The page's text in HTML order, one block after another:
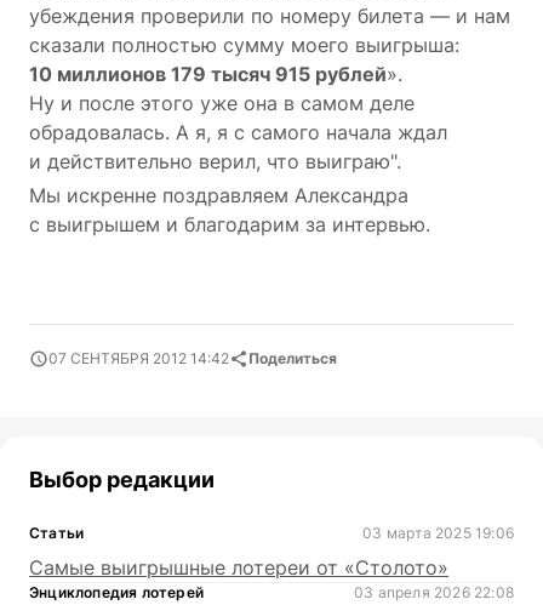
убеждения проверили по номеру билета — и нам
сказали полностью сумму моего выигрыша:
10 миллионов 179 тысяч 915 рублей».
Ну и после этого уже она в самом деле
обрадовалась. А я, я с самого начала ждал
и действительно верил, что выиграю".
Мы искренне поздравляем Александра
с выигрышем и благодарим за интервью.
07 СЕНТЯБРЯ 2012 14:42 Поделиться
Выбор редакции
Статьи 03 марта 2025 19:06
Самые выигрышные лотереи от «Столото»
Энциклопедия лотерей 03 апреля 2026 22:08